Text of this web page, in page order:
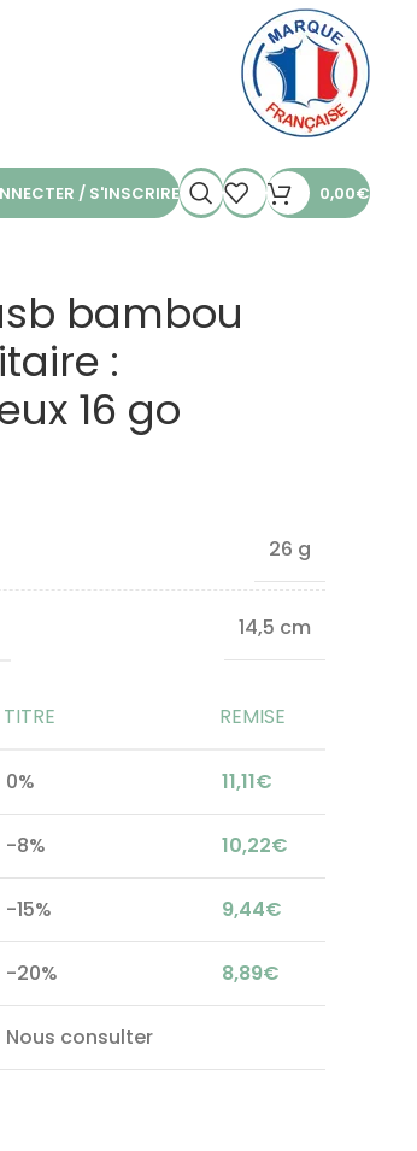
/ S'INSCRIRE 0,00€
bambou
:
16 go
26 g
14,5 cm
TITRE REMISE
0% 11,11€
-8% 10,22€
-15% 9,44€
-20% 8,89€
Nous consulter